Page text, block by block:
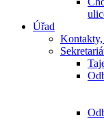
Úřad